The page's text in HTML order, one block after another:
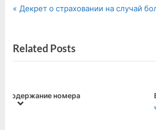
Навигация
записям
P
v
i
s
Декрет о страховании на случай
Related Posts
Встать! Суд идёт!
prev
next